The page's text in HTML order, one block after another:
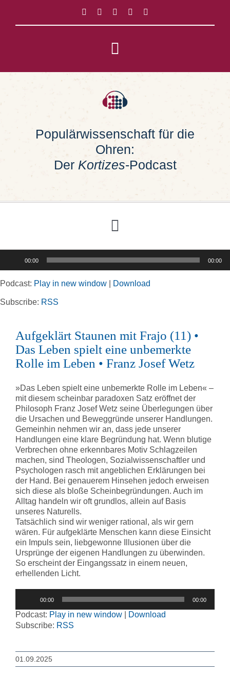
springen
Toggle
Navigation
Impressum
Populärwissenschaft für die
Ohren:
Der Kortizes-Podcast
Toggle
Navigation
Rubriken
Kortizes Website
00:00 00:00
Podcast: Play in new window Download
Subscribe: RSS
Aufgeklärt Staunen mit Frajo (11) •
Das Leben spielt eine unbemerkte
Rolle im Leben • Franz Josef Wetz
»Das Leben spielt eine unbemerkte Rolle im Leben« –
mit diesem scheinbar paradoxen Satz eröffnet der
Philosoph Franz Josef Wetz seine Überlegungen über
die Ursachen und Beweggründe unserer Handlungen.
Gemeinhin nehmen wir an, dass jede unserer
Handlungen eine klare Begründung hat. Wenn blutige
Verbrechen ohne erkennbares Motiv Schlagzeilen
machen, sind Theologen, Sozialwissenschaftler und
Psychologen rasch mit angeblichen Erklärungen bei
der Hand. Bei genauerem Hinsehen jedoch erweisen
sich diese als bloße Scheinbegründungen. Auch im
Alltag handeln wir oft grundlos, allein auf Basis
unseres Naturells.
Tatsächlich sind wir weniger rational, als wir gern
wären. Für aufgeklärte Menschen kann diese Einsicht
ein Impuls sein, liebgewonne Illusionen über die
Ursprünge der eigenen Handlungen zu überwinden.
So erscheint der Eingangssatz in einem neuen,
erhellenden Licht.
00:00 00:00
Podcast: Play in new window
Download
Subscribe: RSS
01.09.2025